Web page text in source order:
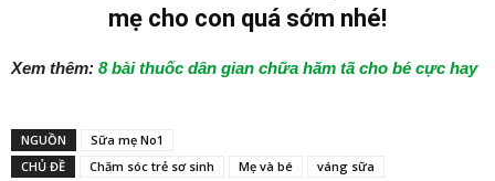
mẹ cho con quá sớm nhé!
Xem thêm: 8 bài thuốc dân gian chữa hăm tã cho bé cực hay
NGUỒN
Sữa mẹ No1
CHỦ ĐỀ
Chăm sóc trẻ sơ sinh Mẹ và bé váng sữa